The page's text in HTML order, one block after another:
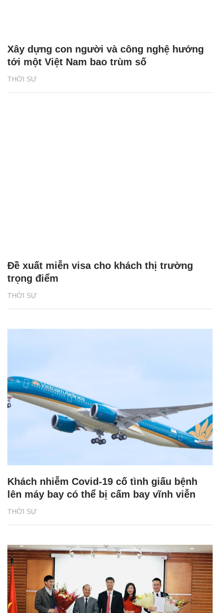
THỜI SỰ
Xây dựng con người và công nghệ hướng
tới một Việt Nam bao trùm số
THỜI SỰ
Đề xuất miễn visa cho khách thị trường
trọng điểm
THỜI SỰ
Khách nhiễm Covid-19 cố tình giấu bệnh
lên máy bay có thể bị cấm bay vĩnh viễn